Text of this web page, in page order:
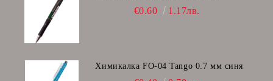
€0.60 1.17лв.
Химикалка FO-04 Tango 0.7 мм синя